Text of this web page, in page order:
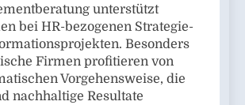
unterstützt
bei HR-bezogenen Strategie-
Besonders
Firmen profitieren von
Vorgehensweise, die
nachhaltige Resultate